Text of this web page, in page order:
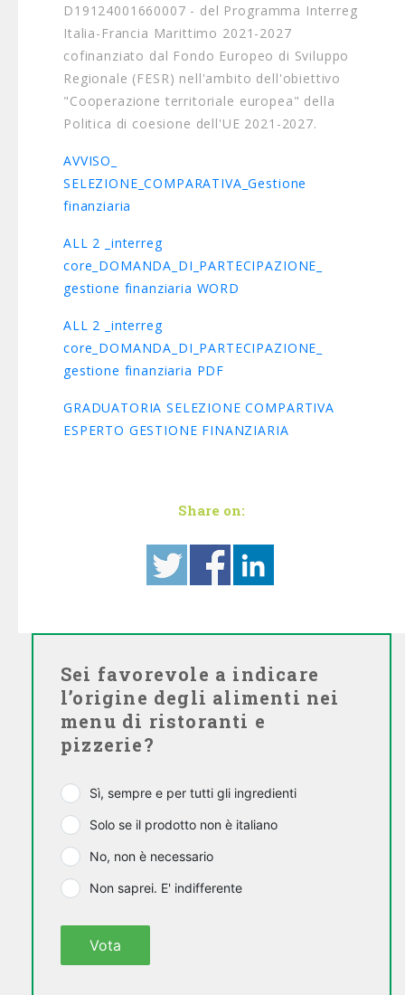
D19124001660007 - del Programma Interreg
Italia-Francia Marittimo 2021-2027
cofinanziato dal Fondo Europeo di Sviluppo
Regionale (FESR) nell'ambito dell'obiettivo
"Cooperazione territoriale europea" della
Politica di coesione dell'UE 2021-2027.
AVVISO_
SELEZIONE_COMPARATIVA_Gestione
finanziaria
ALL 2 _interreg
core_DOMANDA_DI_PARTECIPAZIONE_
gestione finanziaria WORD
ALL 2 _interreg
core_DOMANDA_DI_PARTECIPAZIONE_
gestione finanziaria PDF
GRADUATORIA SELEZIONE COMPARTIVA
ESPERTO GESTIONE FINANZIARIA
Share on:
Sei favorevole a indicare
l’origine degli alimenti nei
menu di ristoranti e
pizzerie?
Sì, sempre e per tutti gli ingredienti
Solo se il prodotto non è italiano
No, non è necessario
Non saprei. E' indifferente
Vota